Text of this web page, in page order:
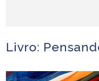
Secretaria de Governo
Gabinete de Segurança
Livro: